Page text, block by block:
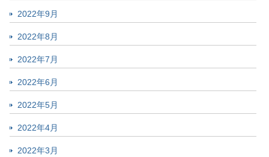
2022年9月
2022年8月
2022年7月
2022年6月
2022年5月
2022年4月
2022年3月